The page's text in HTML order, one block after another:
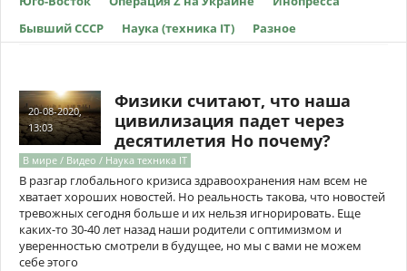
Бывший СССР
Наука (техника IT) Разное
20-08-2020,
13:03
Физики считают, что наша
цивилизация падет через
десятилетия Но почему?
В мире / Видео / Наука техника IT
В разгар глобального кризиса здравоохранения нам всем не
хватает хороших новостей. Но реальность такова, что новостей
тревожных сегодня больше и их нельзя игнорировать. Еще
каких-то 30-40 лет назад наши родители с оптимизмом и
уверенностью смотрели в будущее, но мы с вами не можем
себе этого